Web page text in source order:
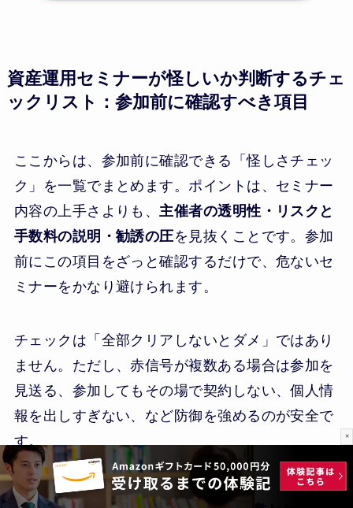
資産運用セミナーが怪しいか判断するチェ
ックリスト：参加前に確認すべき項目
ここからは、参加前に確認できる「怪しさチェッ
ク」を一覧でまとめます。ポイントは、セミナー
内容の上手さよりも、主催者の透明性・リスクと
手数料の説明・勧誘の圧を見抜くことです。参加
前にこの項目をざっと確認するだけで、危ないセ
ミナーをかなり避けられます。
チェックは「全部クリアしないとダメ」ではあり
ません。ただし、赤信号が複数ある場合は参加を
見送る、参加してもその場で契約しない、個人情
報を出しすぎない、など防御を強めるのが安全で
す。
×